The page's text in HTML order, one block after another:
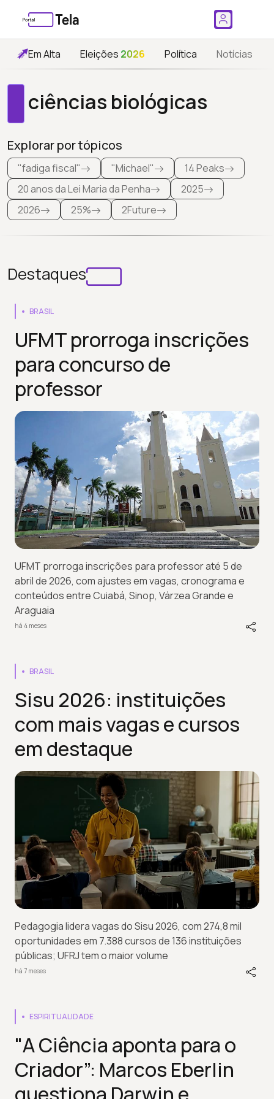
Em Alta Eleições 2026 Política Notícias
ciências biológicas
Explorar por tópicos
"fadiga fiscal" "Michael"
14 Peaks
20 anos da Lei Maria da Penha
2025
2026
25% 2Future
Destaques
BRASIL
UFMT prorroga inscrições
para concurso de
professor
UFMT prorroga inscrições para professor até 5 de
abril de 2026, com ajustes em vagas, cronograma e
conteúdos entre Cuiabá, Sinop, Várzea Grande e
Araguaia
há 4 meses
BRASIL
Sisu 2026: instituições
com mais vagas e cursos
em destaque
Pedagogia lidera vagas do Sisu 2026, com 274,8 mil
oportunidades em 7.388 cursos de 136 instituições
públicas; UFRJ tem o maior volume
há 7 meses
ESPIRITUALIDADE
"A Ciência aponta para o
Criador”: Marcos Eberlin